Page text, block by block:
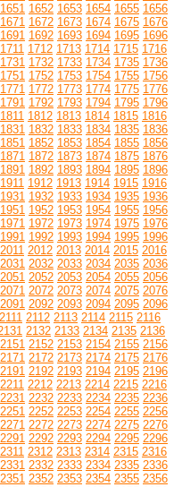
1651 1652 1653 1654 1655 1656
1671 1672 1673 1674 1675 1676
1691 1692 1693 1694 1695 1696
1711 1712 1713 1714 1715 1716
1731 1732 1733 1734 1735 1736
1751 1752 1753 1754 1755 1756
1771 1772 1773 1774 1775 1776
1791 1792 1793 1794 1795 1796
1811 1812 1813 1814 1815 1816
1831 1832 1833 1834 1835 1836
1851 1852 1853 1854 1855 1856
1871 1872 1873 1874 1875 1876
1891 1892 1893 1894 1895 1896
1911 1912 1913 1914 1915 1916
1931 1932 1933 1934 1935 1936
1951 1952 1953 1954 1955 1956
1971 1972 1973 1974 1975 1976
1991 1992 1993 1994 1995 1996
2011 2012 2013 2014 2015 2016
2031 2032 2033 2034 2035 2036
2051 2052 2053 2054 2055 2056
2071 2072 2073 2074 2075 2076
2091 2092 2093 2094 2095 2096
2111 2112 2113 2114 2115 2116
2132 2133 2134 2135 2136
2151 2152 2153 2154 2155 2156
2171 2172 2173 2174 2175 2176
2191 2192 2193 2194 2195 2196
2211 2212 2213 2214 2215 2216
2231 2232 2233 2234 2235 2236
2251 2252 2253 2254 2255 2256
2271 2272 2273 2274 2275 2276
2291 2292 2293 2294 2295 2296
2311 2312 2313 2314 2315 2316
2331 2332 2333 2334 2335 2336
2351 2352 2353 2354 2355 2356